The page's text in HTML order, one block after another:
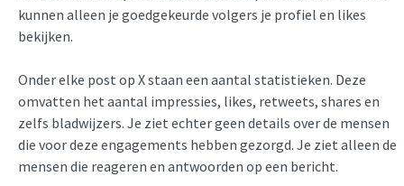
kunnen alleen je goedgekeurde volgers je profiel en likes
bekijken.
Onder elke post op X staan een aantal statistieken. Deze
omvatten het aantal impressies, likes, retweets, shares en
zelfs bladwijzers. Je ziet echter geen details over de mensen
die voor deze engagements hebben gezorgd. Je ziet alleen de
mensen die reageren en antwoorden op een bericht.